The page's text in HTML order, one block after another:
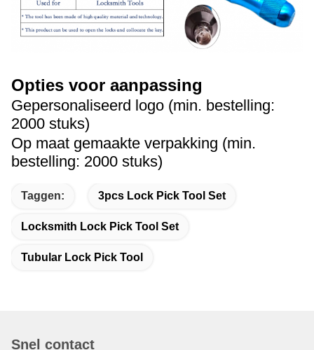
Opties voor aanpassing
Gepersonaliseerd logo (min. bestelling:
2000 stuks)
Op maat gemaakte verpakking (min.
bestelling: 2000 stuks)
Taggen: 3pcs Lock Pick Tool Set
Locksmith Lock Pick Tool Set
Tubular Lock Pick Tool
Snel contact